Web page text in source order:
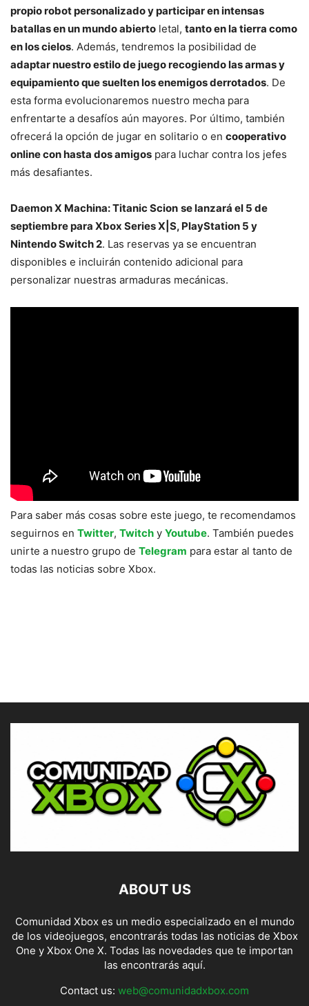
propio robot personalizado y participar en intensas
batallas en un mundo abierto letal, tanto en la tierra como
en los cielos. Además, tendremos la posibilidad de
adaptar nuestro estilo de juego recogiendo las armas y
equipamiento que suelten los enemigos derrotados. De
esta forma evolucionaremos nuestro mecha para
enfrentarte a desafíos aún mayores. Por último, también
ofrecerá la opción de jugar en solitario o en cooperativo
online con hasta dos amigos para luchar contra los jefes
más desafiantes.
Daemon X Machina: Titanic Scion se lanzará el 5 de
septiembre para Xbox Series X|S, PlayStation 5 y
Nintendo Switch 2. Las reservas ya se encuentran
disponibles e incluirán contenido adicional para
personalizar nuestras armaduras mecánicas.
Para saber más cosas sobre este juego, te recomendamos
seguirnos en Twitter, Twitch y Youtube. También puedes
unirte a nuestro grupo de Telegram para estar al tanto de
todas las noticias sobre Xbox.
ABOUT US
Comunidad Xbox es un medio especializado en el mundo
de los videojuegos, encontrarás todas las noticias de Xbox
One y Xbox One X. Todas las novedades que te importan
las encontrarás aquí.
Contact us: web@comunidadxbox.com